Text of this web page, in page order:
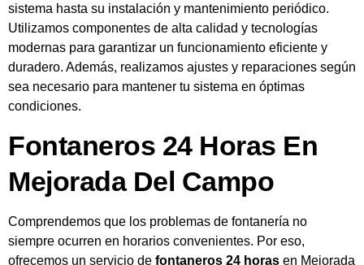
sistema hasta su instalación y mantenimiento periódico.
Utilizamos componentes de alta calidad y tecnologías
modernas para garantizar un funcionamiento eficiente y
duradero. Además, realizamos ajustes y reparaciones según
sea necesario para mantener tu sistema en óptimas
condiciones.
Fontaneros 24 Horas En
Mejorada Del Campo
Comprendemos que los problemas de fontanería no
siempre ocurren en horarios convenientes. Por eso,
ofrecemos un servicio de fontaneros 24 horas en Mejorada